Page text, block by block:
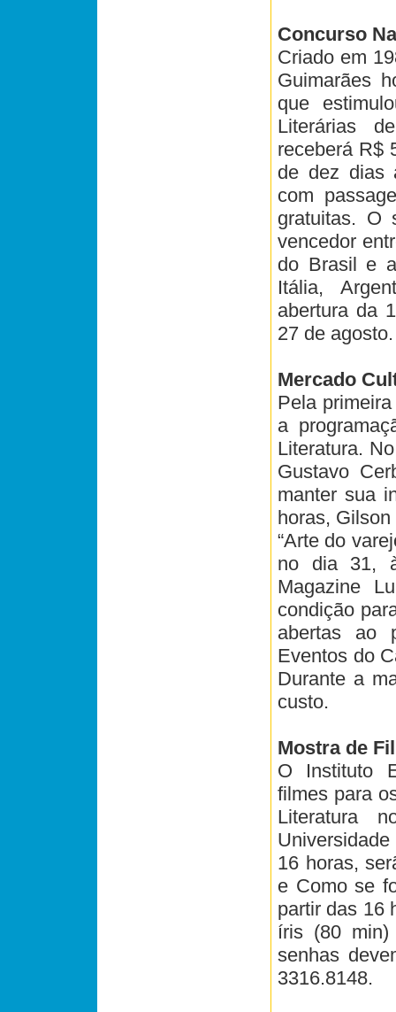
Concurso
Criado em
Guimarães
que
Literárias
receberá R$
de dez dias
com
gratuitas. O
vencedor
do Brasil e
Itália,
abertura da
27 de agosto.
Mercado
Pela
a
Literatura.
Gustavo
manter sua
horas,
“Arte do
no dia 31,
Magazine
condição
abertas ao
Eventos do
Durante a
custo.
Mostra de
O Instituto
filmes para
Literatura
16 horas,
e Como se
partir das 16
íris (80 min)
senhas
3316.8148.